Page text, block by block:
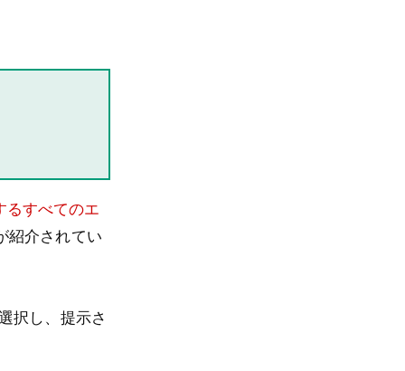
るすべてのエ
紹介されてい
択し、提示さ